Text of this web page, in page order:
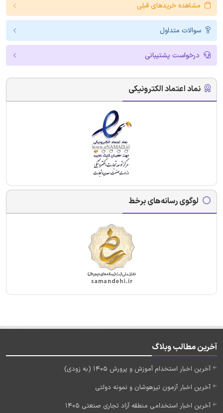
مشاهده خریدهای قبلی
سوالات متداول
درخواست پشتیبانی
نماد اعتماد الکترونیکی
لوگوی رسانه‌های برخط
آخرین مطالب وبلاگ
آخرین اخبار استخدام آموزش و پرورش 1405 (به زودی)
آخرین اخبار آزمون تیزهوشان و نمونه دولتی
آخرین اخبار استخدامی منطقه آزاد تجاری صنعتی 1405